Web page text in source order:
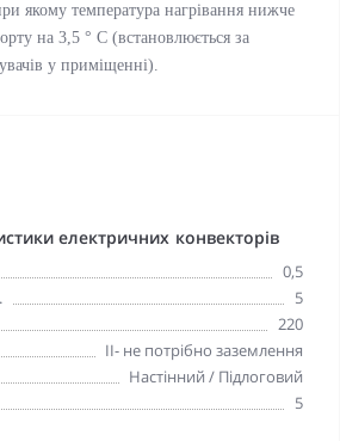
якому температура нагрівання нижче
на 3,5 ° С (встановлюється за
у приміщенні).
електричних конвекторів
0,5
5
220
II- не потрібно заземлення
Настінний / Підлоговий
5